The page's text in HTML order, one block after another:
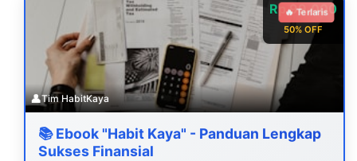
Rp 99.000
50% OFF
🔥 Terlaris
👤Tim HabitKaya
📚 Ebook "Habit Kaya" - Panduan Lengkap
Sukses Finansial